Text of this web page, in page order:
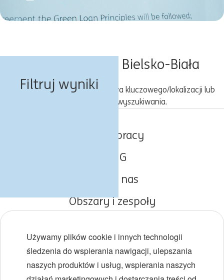
Filtruj wyniki
Oferty pracy w Bielsko-Biała
Spróbuj z inną kombinacją słowa kluczowego/lokalizacji lub
rozszerz kryteria wyszukiwania.
Oferty pracy
O ING
Poznaj nas
Obszary i zespoły
Różnorodność i inkluzywność
Lokalizacje
Używamy plików cookie i innych technologii
śledzenia do wspierania nawigacji, ulepszania
naszych produktów i usług, wspierania naszych